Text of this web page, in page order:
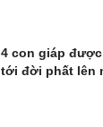
4 con giáp
tới đời phất lên